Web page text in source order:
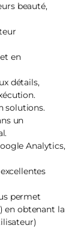
beauté,
en
détails,
solutions.
un
Analytics,
permet
en obtenant la